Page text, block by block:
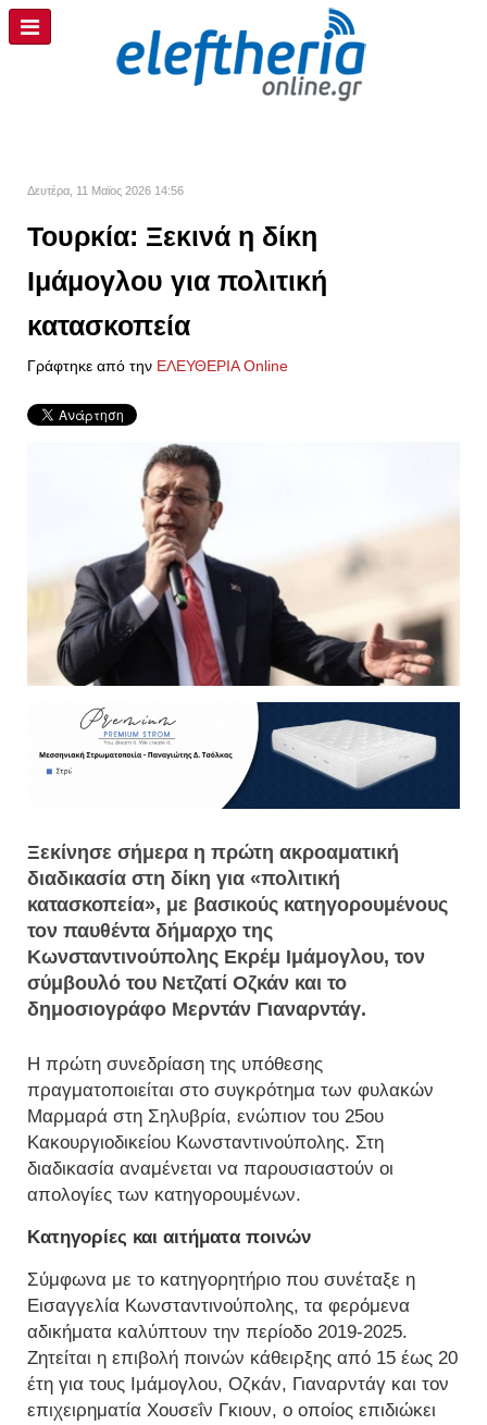
Δευτέρα, 11 Μαϊος 2026 14:56
Τουρκία: Ξεκινά η δίκη
Ιμάμογλου για πολιτική
κατασκοπεία
Γράφτηκε από την ΕΛΕΥΘΕΡΙΑ Online
Ξεκίνησε σήμερα η πρώτη ακροαματική
διαδικασία στη δίκη για «πολιτική
κατασκοπεία», με βασικούς κατηγορουμένους
τον παυθέντα δήμαρχο της
Κωνσταντινούπολης Εκρέμ Ιμάμογλου, τον
σύμβουλό του Νετζατί Οζκάν και το
δημοσιογράφο Μερντάν Γιαναρντάγ.
Η πρώτη συνεδρίαση της υπόθεσης
πραγματοποιείται στο συγκρότημα των φυλακών
Μαρμαρά στη Σηλυβρία, ενώπιον του 25ου
Κακουργιοδικείου Κωνσταντινούπολης. Στη
διαδικασία αναμένεται να παρουσιαστούν οι
απολογίες των κατηγορουμένων.
Κατηγορίες και αιτήματα ποινών
Σύμφωνα με το κατηγορητήριο που συνέταξε η
Εισαγγελία Κωνσταντινούπολης, τα φερόμενα
αδικήματα καλύπτουν την περίοδο 2019-2025.
Ζητείται η επιβολή ποινών κάθειρξης από 15 έως 20
έτη για τους Ιμάμογλου, Οζκάν, Γιαναρντάγ και τον
επιχειρηματία Χουσεΐν Γκιουν, ο οποίος επιδιώκει